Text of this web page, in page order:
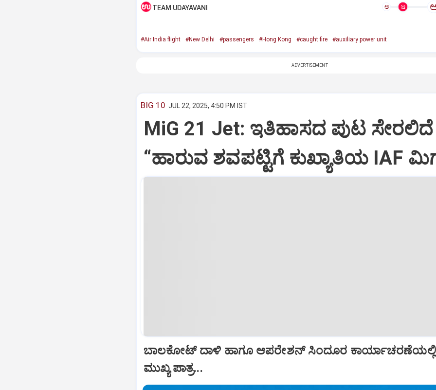
TEAM UDAYAVANI ಅ
#Air India flight #New Delhi #passengers #Hong Kong #caught fire #auxiliary power unit
ADVERTISEMENT
BIG 10 JUL 22, 2025, 4:50 PM IST
MiG 21 Jet: ಇತಿಹಾಸದ ಪುಟ ಸೇರಲಿದೆ
“ಹಾರುವ ಶವಪಟ್ಟಿಗೆ ಕುಖ್ಯಾತಿಯ IAF
ಬಾಲಕೋಟ್‌ ದಾಳಿ ಹಾಗೂ ಆಪರೇಶನ್‌ ಸಿಂದೂರ ಕಾರ್ಯಾಚರಣೆಯಲ್ಲಿ
ಮುಖ್ಯ ಪಾತ್ರ...